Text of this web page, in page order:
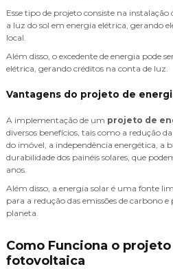
Esse tipo de projeto consiste na
a luz do sol em energia elétrica, gerando
local.
Além disso, o excedente de energia pode
elétrica, gerando créditos na conta de luz.
Vantagens do projeto de
A implementação de um projeto de
diversos benefícios, tais como a redução
do imóvel, a independência energética, a
durabilidade dos painéis solares, que
anos.
Além disso, a energia solar é uma fonte
para a redução das emissões de carbono
planeta.
Como Funciona o
fotovoltaica